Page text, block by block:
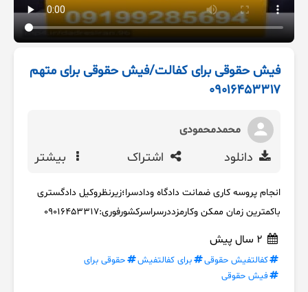
فیش حقوقی برای کفالت/فیش حقوقی برای متهم
۰۹۰۱۶۴۵۳۳۱۷
محمدمحمودی
دانلود اشتراک بیشتر
انجام پروسه کاری ضمانت دادگاه ودادسرا؛زیرنظروکیل دادگستری
باکمترین زمان ممکن وکارمزددرسراسرکشورفوری:۰۹۰۱۶۴۵۳۳۱۷
کفالتفیش حقوقی برای کفالتفیش
حقوقی برای
فیش حقوقی